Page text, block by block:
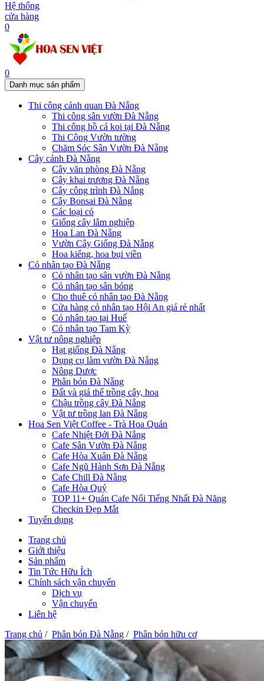
Hệ thống
cửa hàng
0
0
Danh mục sản phẩm
Thi công cảnh quan Đà Nẵng
Thi công sân vườn Đà Nẵng
Thi công hồ cá koi tại Đà Nẵng
Thi Công Vườn tường
Chăm Sóc Sân Vườn Đà Nẵng
Cây cảnh Đà Nẵng
Cây văn phòng Đà Nẵng
Cây khai trương Đà Nẵng
Cây công trình Đà Nẵng
Cây Bonsai Đà Nẵng
Các loại cỏ
Giống cây lâm nghiệp
Hoa Lan Đà Nẵng
Vườn Cây Giống Đà Nẵng
Hoa kiểng, hoa bụi viền
Cỏ nhân tạo Đà Nẵng
Cỏ nhân tạo sân vườn Đà Nẵng
Cỏ nhân tạo sân bóng
Cho thuê cỏ nhân tạo Đà Nẵng
Cửa hàng cỏ nhân tạo Hội An giá rẻ nhất
Cỏ nhân tạo tại Huế
Cỏ nhân tạo Tam Kỳ
Vật tư nông nghiệp
Hạt giống Đà Nẵng
Dụng cụ làm vườn Đà Nẵng
Nông Dược
Phân bón Đà Nẵng
Đất và giá thể trồng cây, hoa
Chậu trồng cây Đà Nẵng
Vật tư trồng lan Đà Nẵng
Hoa Sen Việt Coffee - Trà Hoa Quán
Cafe Nhiệt Đới Đà Nẵng
Cafe Sân Vườn Đà Nẵng
Cafe Hòa Xuân Đà Nẵng
Cafe Ngũ Hành Sơn Đà Nẵng
Cafe Chill Đà Nẵng
Cafe Hòa Quý
TOP 11+ Quán Cafe Nổi Tiếng Nhất Đà Năng
Checkin Đẹp Mắt
Tuyển dụng
Trang chủ
Giới thiệu
Sản phẩm
Tin Tức Hữu Ích
Chính sách vận chuyển
Dịch vụ
Vận chuyển
Liên hệ
Trang chủ / Phân bón Đà Nẵng / Phân bón hữu cơ